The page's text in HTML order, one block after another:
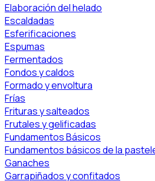
Elaboración del helado
Escaldadas
Esferificaciones
Espumas
Fermentados
Fondos y caldos
Formado y envoltura
Frías
Frituras y salteados
Frutales y gelificadas
Fundamentos Básicos
Fundamentos básicos de la
Ganaches
Garrapiñados y confitados